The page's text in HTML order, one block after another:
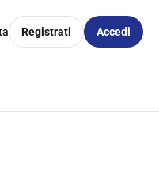
Registrati Accedi